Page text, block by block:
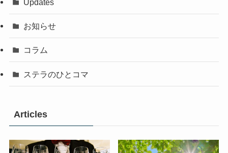
Updates
お知らせ
コラム
ステラのひとコマ
Articles